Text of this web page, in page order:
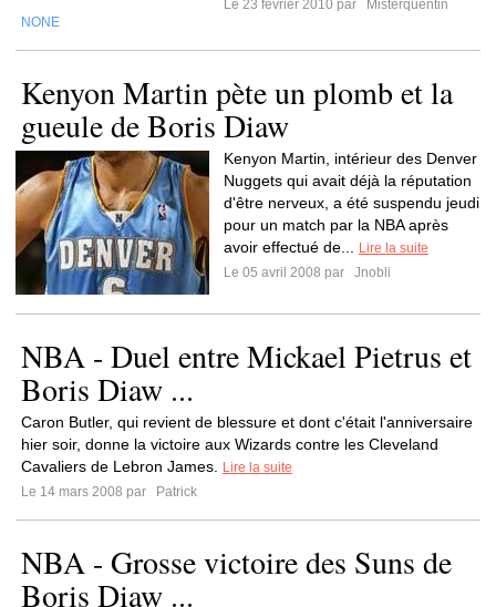
Le 23 février 2010 par
Misterquentin
NONE
Kenyon Martin pète un plomb et la
gueule de Boris Diaw
Kenyon Martin, intérieur des Denver
Nuggets qui avait déjà la réputation
d'être nerveux, a été suspendu jeudi
pour un match par la NBA après
avoir effectué de...
Lire la suite
Le 05 avril 2008 par
Jnobli
NBA - Duel entre Mickael Pietrus et
Boris Diaw ...
Caron Butler, qui revient de blessure et dont c'était l'anniversaire
hier soir, donne la victoire aux Wizards contre les Cleveland
Cavaliers de Lebron James.
Lire la suite
Le 14 mars 2008 par
Patrick
NBA - Grosse victoire des Suns de
Boris Diaw ...